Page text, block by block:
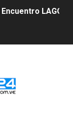
LAGO
a más de 993